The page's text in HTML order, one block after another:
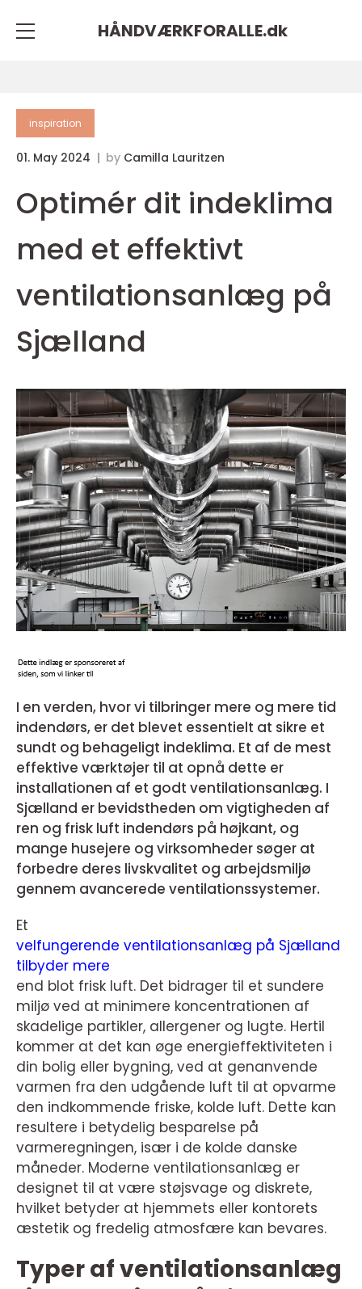
HÅNDVÆRKFORALLE.dk
inspiration
01. May 2024 by Camilla Lauritzen
Optimér dit indeklima
med et effektivt
ventilationsanlæg på
Sjælland
I en verden, hvor vi tilbringer mere og mere tid
indendørs, er det blevet essentielt at sikre et
sundt og behageligt indeklima. Et af de mest
effektive værktøjer til at opnå dette er
installationen af et godt ventilationsanlæg. I
Sjælland er bevidstheden om vigtigheden af
ren og frisk luft indendørs på højkant, og
mange husejere og virksomheder søger at
forbedre deres livskvalitet og arbejdsmiljø
gennem avancerede ventilationssystemer.
Et
velfungerende ventilationsanlæg på Sjælland
tilbyder mere
end blot frisk luft. Det bidrager til et sundere
miljø ved at minimere koncentrationen af
skadelige partikler, allergener og lugte. Hertil
kommer at det kan øge energieffektiviteten i
din bolig eller bygning, ved at genanvende
varmen fra den udgående luft til at opvarme
den indkommende friske, kolde luft. Dette kan
resultere i betydelig besparelse på
varmeregningen, især i de kolde danske
måneder. Moderne ventilationsanlæg er
designet til at være støjsvage og diskrete,
hvilket betyder at hjemmets eller kontorets
æstetik og fredelig atmosfære kan bevares.
Typer af ventilationsanlæg